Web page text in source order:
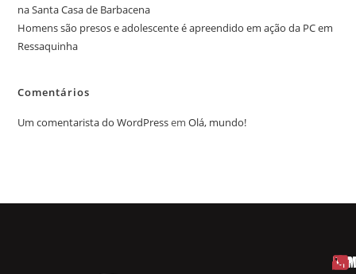
na Santa Casa de Barbacena
Homens são presos e adolescente é apreendido em ação da PC em
Ressaquinha
Comentários
Um comentarista do WordPressemOlá, mundo!